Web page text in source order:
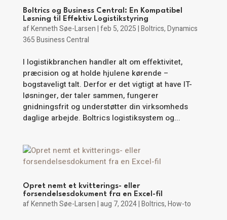
Boltrics og Business Central: En Kompatibel
Løsning til Effektiv Logistikstyring
afKenneth Søe-Larsen|feb 5, 2025|Boltrics,Dynamics
365 Business Central
I logistikbranchen handler alt om effektivitet,
præcision og at holde hjulene kørende –
bogstaveligt talt. Derfor er det vigtigt at have IT-
løsninger, der taler sammen, fungerer
gnidningsfrit og understøtter din virksomheds
daglige arbejde. Boltrics logistiksystem og...
Opret nemt et kvitterings- eller
forsendelsesdokument fra en Excel-fil
afKenneth Søe-Larsen|aug 7, 2024|Boltrics,How-to